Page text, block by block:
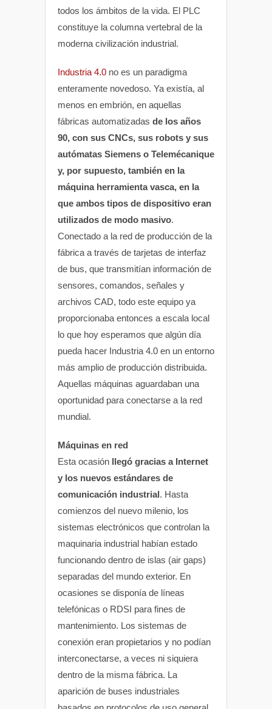
todos los ámbitos de la vida. El PLC
constituye la columna vertebral de la
moderna civilización industrial.
Industria 4.0 no es un paradigma
enteramente novedoso. Ya existía, al
menos en embrión, en aquellas
fábricas automatizadas de los años
90, con sus CNCs, sus robots y sus
autómatas Siemens o Telemécanique
y, por supuesto, también en la
máquina herramienta vasca, en la
que ambos tipos de dispositivo eran
utilizados de modo masivo.
Conectado a la red de producción de la
fábrica a través de tarjetas de interfaz
de bus, que transmitían información de
sensores, comandos, señales y
archivos CAD, todo este equipo ya
proporcionaba entonces a escala local
lo que hoy esperamos que algún día
pueda hacer Industria 4.0 en un entorno
más amplio de producción distribuida.
Aquellas máquinas aguardaban una
oportunidad para conectarse a la red
mundial.
Máquinas en red
Esta ocasión llegó gracias a Internet
y los nuevos estándares de
comunicación industrial. Hasta
comienzos del nuevo milenio, los
sistemas electrónicos que controlan la
maquinaria industrial habían estado
funcionando dentro de islas (air gaps)
separadas del mundo exterior. En
ocasiones se disponía de líneas
telefónicas o RDSI para fines de
mantenimiento. Los sistemas de
conexión eran propietarios y no podían
interconectarse, a veces ni siquiera
dentro de la misma fábrica. La
aparición de buses industriales